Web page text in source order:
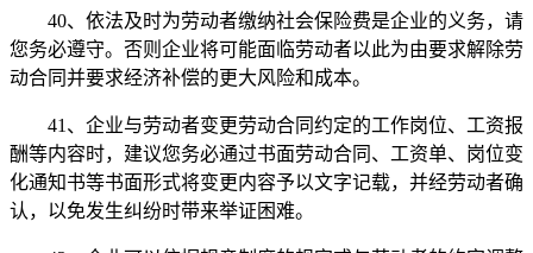
40、依法及时为劳动者缴纳社会保险费是企业的义务，请
您务必遵守。否则企业将可能面临劳动者以此为由要求解除劳
动合同并要求经济补偿的更大风险和成本。
41、企业与劳动者变更劳动合同约定的工作岗位、工资报
酬等内容时，建议您务必通过书面劳动合同、工资单、岗位变
化通知书等书面形式将变更内容予以文字记载，并经劳动者确
认，以免发生纠纷时带来举证困难。